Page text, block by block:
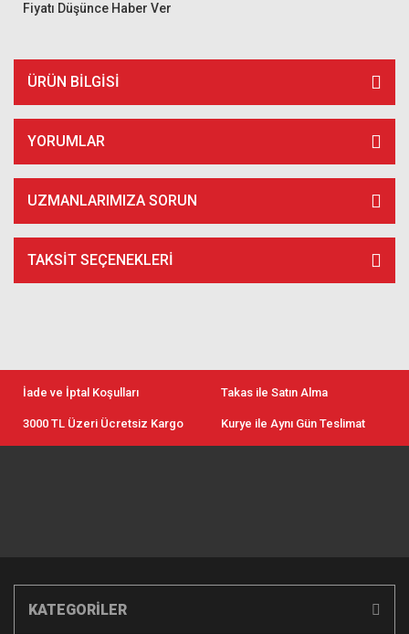
Fiyatı Düşünce Haber Ver
ÜRÜN BILGISI
YORUMLAR
UZMANLARIMIZA SORUN
TAKSIT SEÇENEKLERI
İade ve İptal Koşulları Takas ile Satın Alma
3000 TL Üzeri Ücretsiz Kargo Kurye ile Aynı Gün Teslimat
KATEGORİLER